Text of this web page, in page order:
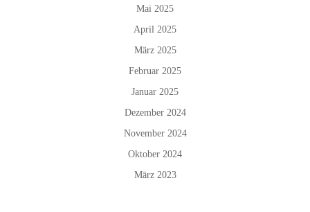
Mai 2025
April 2025
März 2025
Februar 2025
Januar 2025
Dezember 2024
November 2024
Oktober 2024
März 2023